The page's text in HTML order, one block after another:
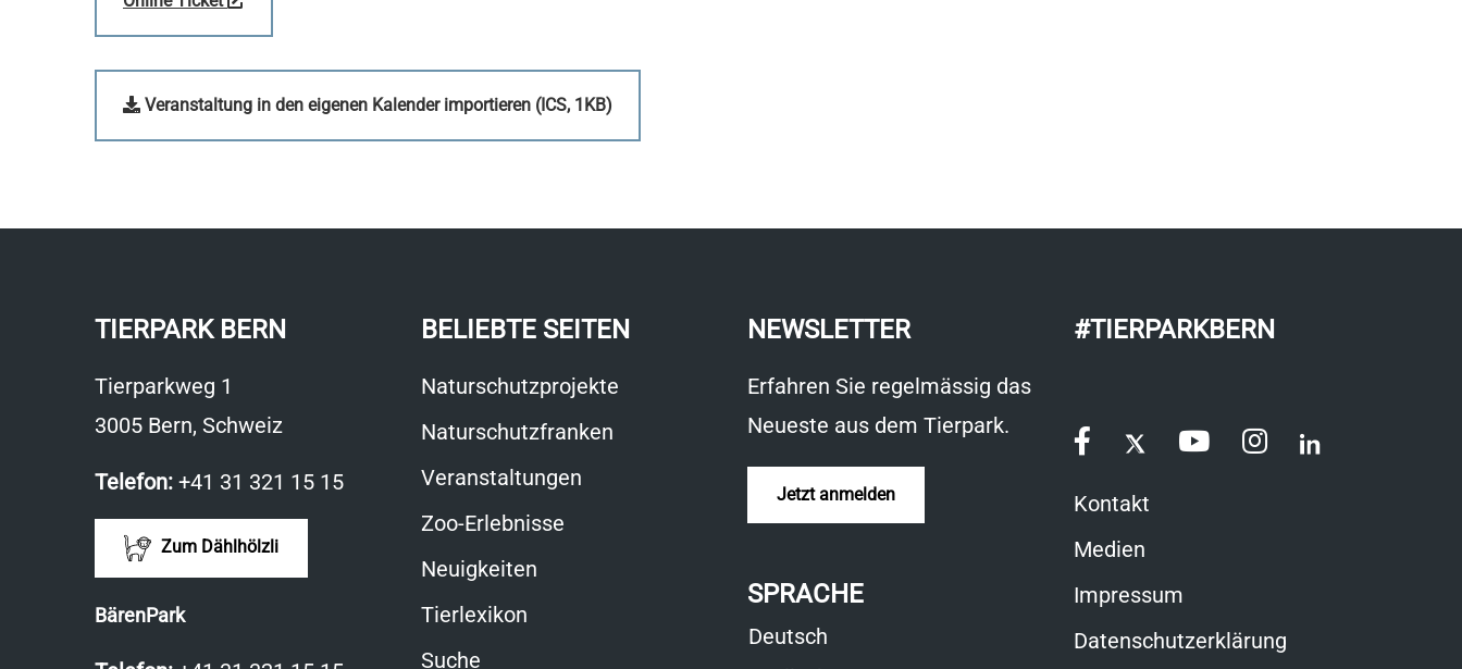
Fenster
Veranstaltung in den eigenen Kalender importieren (ICS, 1KB)
TIERPARK BERN
Tierparkweg 1
3005 Bern, Schweiz
Telefon: +41 31 321 15 15
Zum Dählhölzli
BärenPark
BELIEBTE SEITEN
Naturschutzprojekte
Naturschutzfranken
Veranstaltungen
Zoo-Erlebnisse
Neuigkeiten
Tierlexikon
Suche
NEWSLETTER
Erfahren Sie regelmässig das
Neueste aus dem Tierpark.
Jetzt anmelden
SPRACHE
Deutsch
#TIERPARKBERN
Kontakt
Medien
Impressum
Datenschutzerklärung